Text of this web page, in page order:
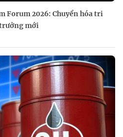
Forum 2026: Chuyển hóa tri
mới